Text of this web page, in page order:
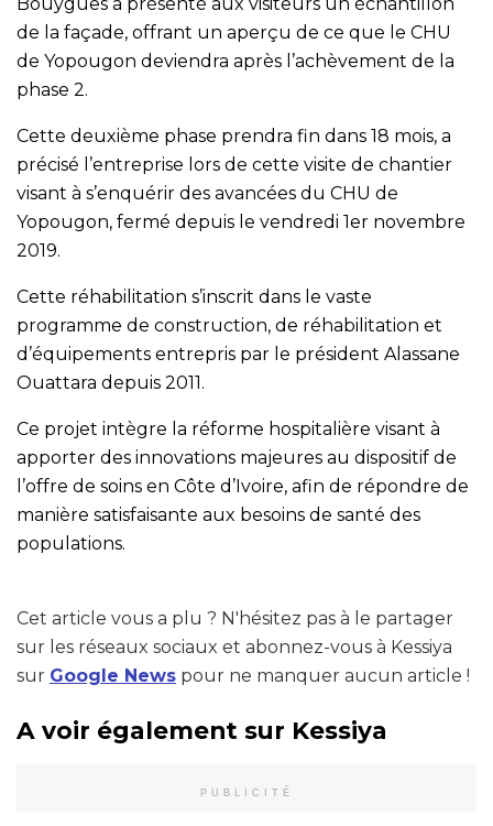
de la façade, offrant un aperçu de ce que le CHU
de Yopougon deviendra après l’achèvement de la
phase 2.
Cette deuxième phase prendra fin dans 18 mois, a
précisé l’entreprise lors de cette visite de chantier
visant à s’enquérir des avancées du CHU de
Yopougon, fermé depuis le vendredi 1er novembre
2019.
Cette réhabilitation s’inscrit dans le vaste
programme de construction, de réhabilitation et
d’équipements entrepris par le président Alassane
Ouattara depuis 2011.
Ce projet intègre la réforme hospitalière visant à
apporter des innovations majeures au dispositif de
l’offre de soins en Côte d’Ivoire, afin de répondre de
manière satisfaisante aux besoins de santé des
populations.
Cet article vous a plu ? N'hésitez pas à le partager
sur les réseaux sociaux et abonnez-vous à Kessiya
sur Google News pour ne manquer aucun article !
A voir également sur Kessiya
PUBLICITÉ